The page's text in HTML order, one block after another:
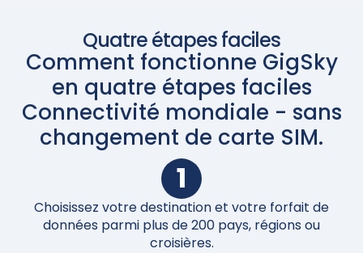
Quatre étapes faciles
Comment fonctionne GigSky
en quatre étapes faciles
Connectivité mondiale - sans
changement de carte SIM.
1
Choisissez votre destination et votre forfait de
données parmi plus de 200 pays, régions ou
croisières.